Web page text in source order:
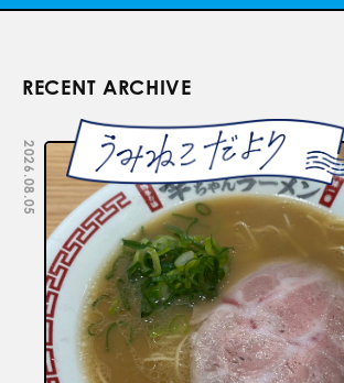
RECENT ARCHIVE
2026.08.05